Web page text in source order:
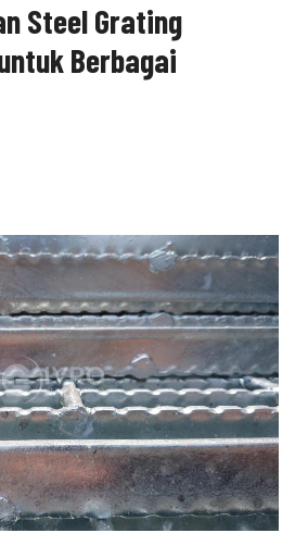
Steel Grating
Berbagai